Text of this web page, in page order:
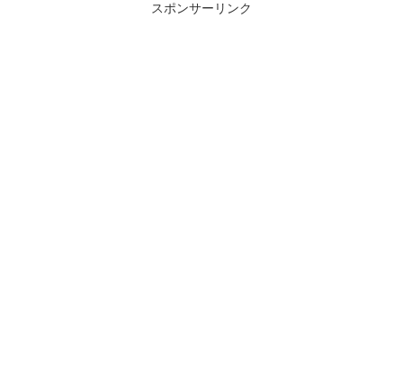
スポンサーリンク